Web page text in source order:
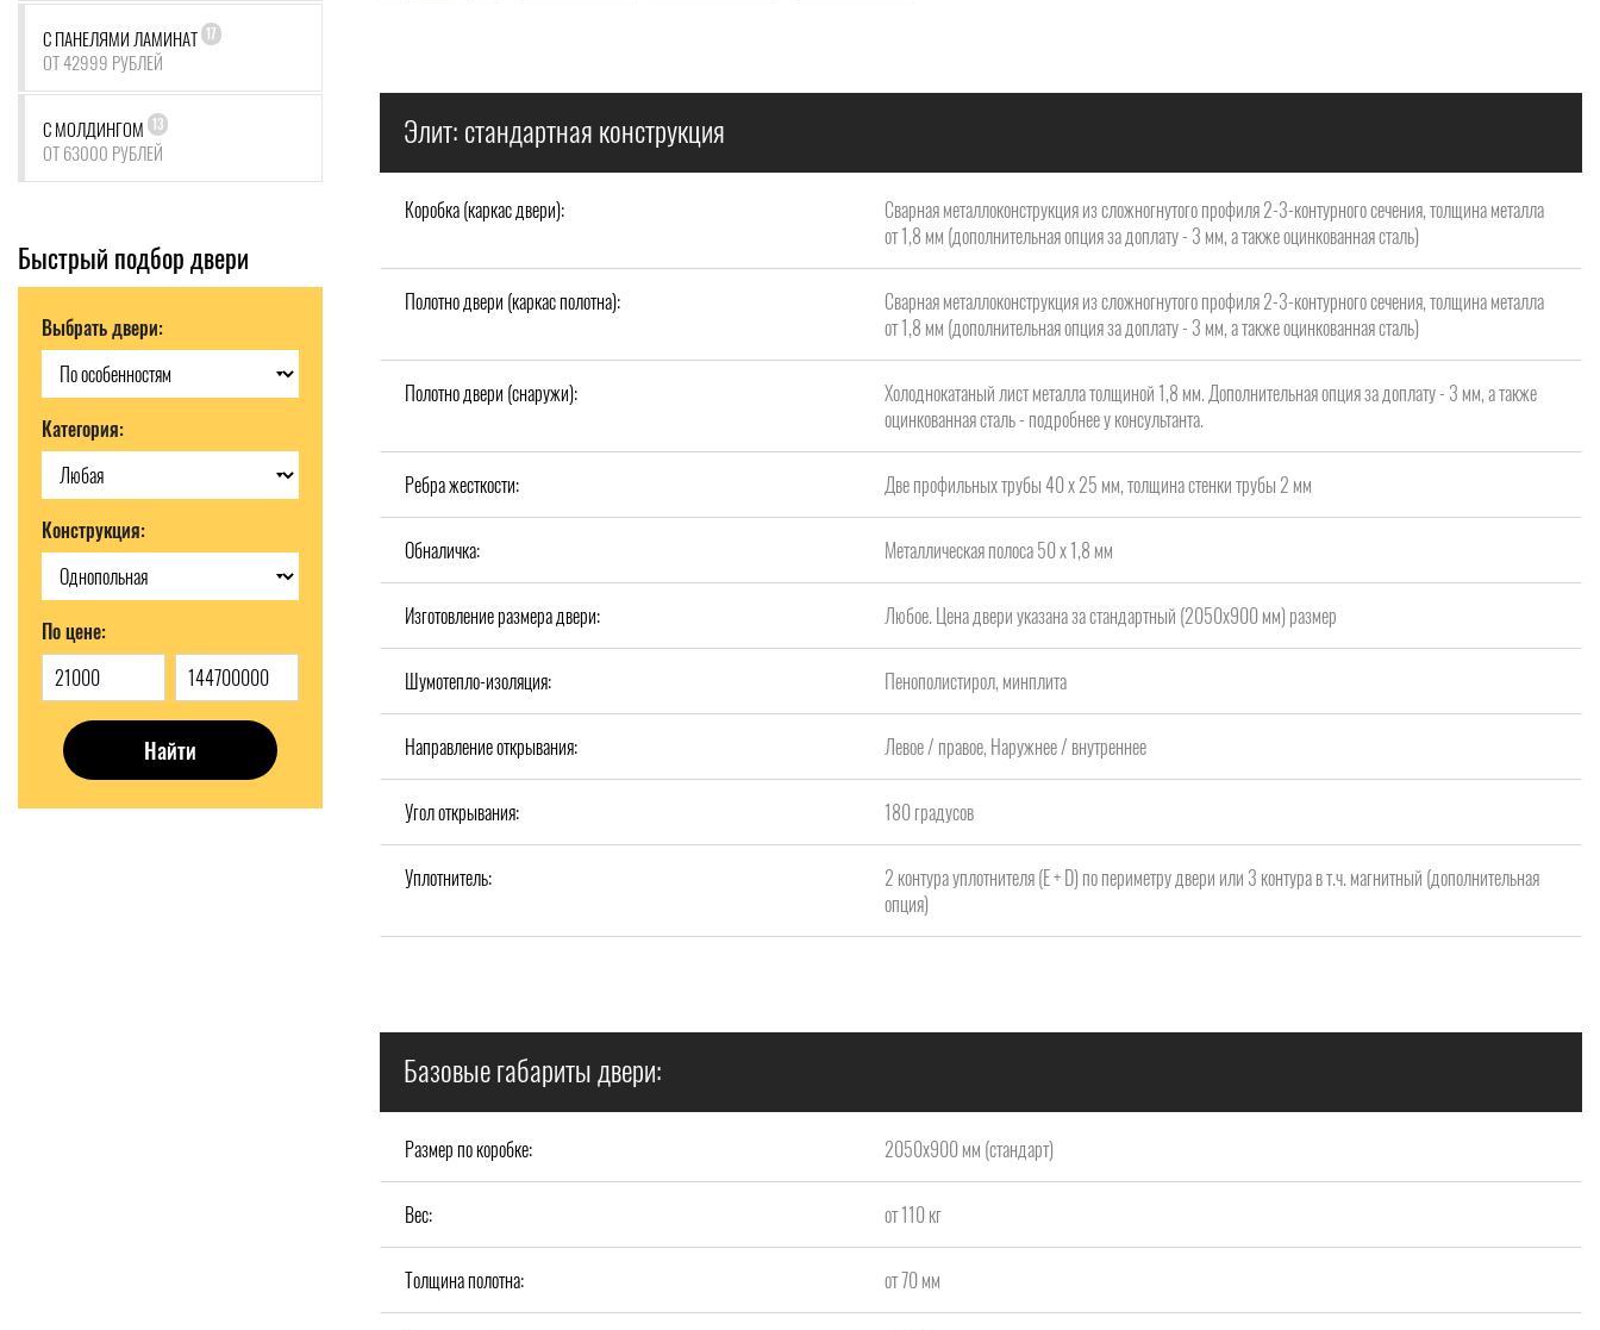
С ПАНЕЛЯМИ ЛАМИНАТ 17
ОТ 42999 РУБЛЕЙ
С МОЛДИНГОМ 13
ОТ 63000 РУБЛЕЙ
Быстрый подбор двери
Выбрать двери:
Категория:
Конструкция:
По цене:
Найти
Элит: стандартная конструкция
Коробка (каркас двери):
Сварная металлоконструкция из сложногнутого профиля 2-3-контурного сечения, толщина металла
от 1,8 мм (дополнительная опция за доплату - 3 мм, а также оцинкованная сталь)
Полотно двери (каркас полотна):
Сварная металлоконструкция из сложногнутого профиля 2-3-контурного сечения, толщина металла
от 1,8 мм (дополнительная опция за доплату - 3 мм, а также оцинкованная сталь)
Полотно двери (снаружи):
Холоднокатаный лист металла толщиной 1,8 мм. Дополнительная опция за доплату - 3 мм, а также
оцинкованная сталь - подробнее у консультанта.
Ребра жесткости: Две профильных трубы 40 х 25 мм, толщина стенки трубы 2 мм
Обналичка: Металлическая полоса 50 х 1,8 мм
Изготовление размера двери: Любое. Цена двери указана за стандартный (2050x900 мм) размер
Шумотепло-изоляция: Пенополистирол, минплита
Направление открывания: Левое / правое, Наружнее / внутреннее
Угол открывания: 180 градусов
Уплотнитель:
2 контура уплотнителя (Е + D) по периметру двери или 3 контура в т.ч. магнитный (дополнительная
опция)
Базовые габариты двери:
Размер по коробке: 2050x900 мм (стандарт)
Вес: от 110 кг
Толщина полотна: от 70 мм